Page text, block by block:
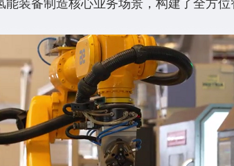
备制造核心业务场景，构建了全方位